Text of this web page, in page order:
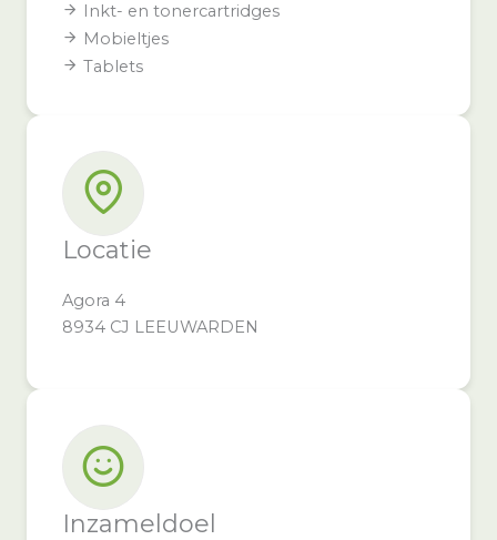
Inkt- en tonercartridges
Mobieltjes
Tablets
Locatie
Agora 4
8934 CJ LEEUWARDEN
Inzameldoel